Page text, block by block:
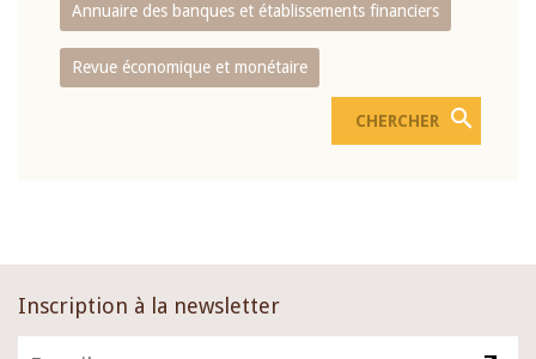
Annuaire des banques et établissements financiers
Revue économique et monétaire
Inscription à la newsletter